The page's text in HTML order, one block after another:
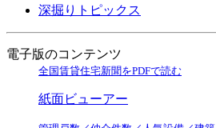
深掘りトピックス
電子版のコンテンツ
全国賃貸住宅新聞をPDFで読む
紙面ビューアー